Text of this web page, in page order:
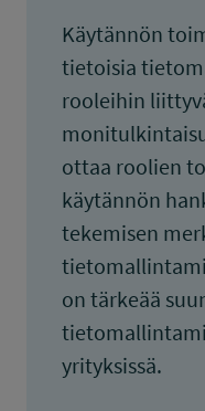
Käytännön
tietoisia
rooleihin
ottaa roolien
käytännön
tekemisen
on tärkeää
yrityksissä.